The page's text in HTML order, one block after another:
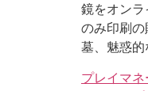
鏡をオン
のみ印刷
墓、魅惑的
プレイマ